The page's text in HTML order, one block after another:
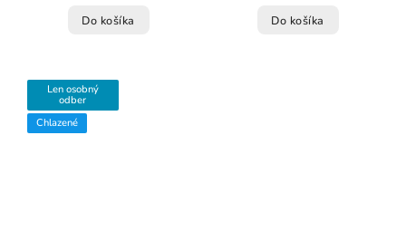
Do košíka Do košíka
Len osobný
odber
Chlazené